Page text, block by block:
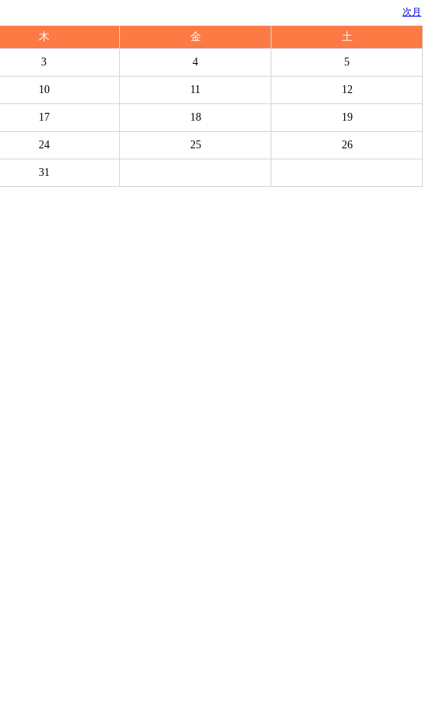
次月
木 金 土
3 4 5
10 11 12
17 18 19
24 25 26
31